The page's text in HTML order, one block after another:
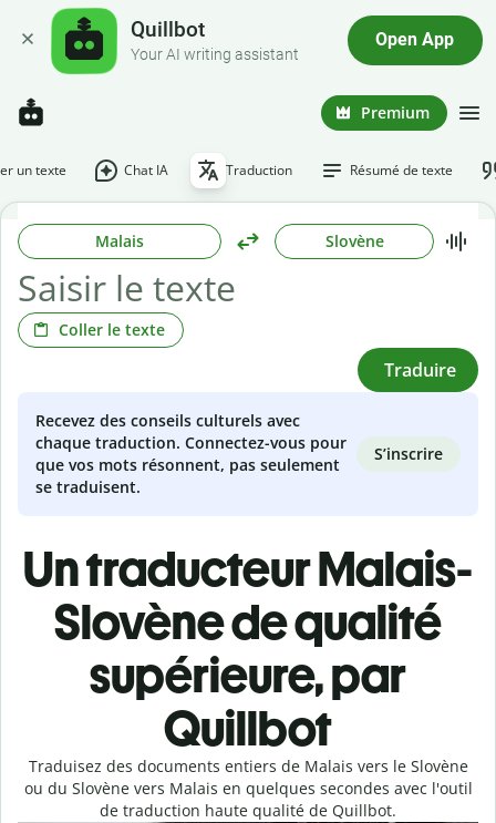
Quillbot
Your AI writing assistant
Open App
Premium
un texte Chat IA Traduction Résumé de texte
Malais Slovène
Coller le texte
Traduire
Recevez des conseils culturels avec
chaque traduction. Connectez-vous pour
que vos mots résonnent, pas seulement
se traduisent.
S’inscrire
Un traducteur Malais-
Slovène de qualité
supérieure, par
Quillbot
Traduisez des documents entiers de Malais vers le Slovène
ou du Slovène vers Malais en quelques secondes avec l'outil
de traduction haute qualité de Quillbot.